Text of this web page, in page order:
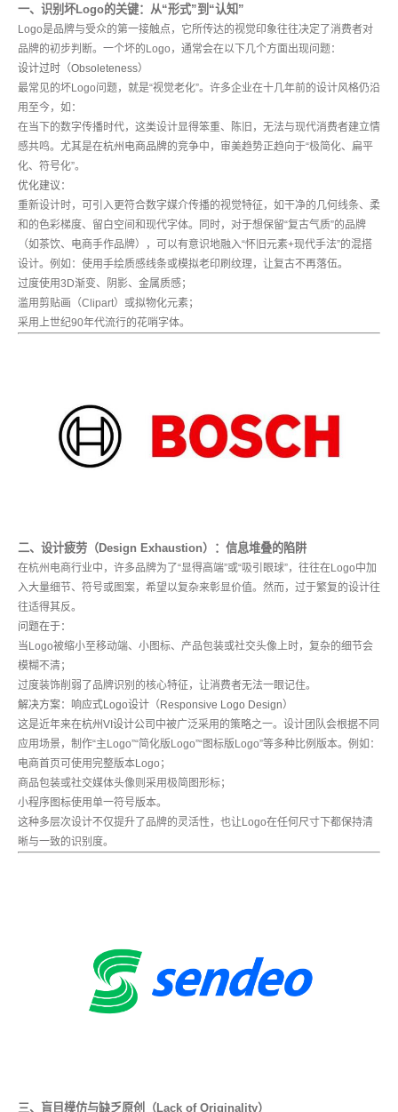
一、识别坏Logo的关键：从“形式”到“认知”
Logo是品牌与受众的第一接触点，它所传达的视觉印象往往决定了消费者对
品牌的初步判断。一个坏的Logo，通常会在以下几个方面出现问题：
设计过时（Obsoleteness）
最常见的坏Logo问题，就是“视觉老化”。许多企业在十几年前的设计风格仍沿
用至今，如：
在当下的数字传播时代，这类设计显得笨重、陈旧，无法与现代消费者建立情
感共鸣。尤其是在杭州电商品牌的竞争中，审美趋势正趋向于“极简化、扁平
化、符号化”。
优化建议：
重新设计时，可引入更符合数字媒介传播的视觉特征，如干净的几何线条、柔
和的色彩梯度、留白空间和现代字体。同时，对于想保留“复古气质”的品牌
（如茶饮、电商手作品牌），可以有意识地融入“怀旧元素+现代手法”的混搭
设计。例如：使用手绘质感线条或模拟老印刷纹理，让复古不再落伍。
过度使用3D渐变、阴影、金属质感；
滥用剪贴画（Clipart）或拟物化元素；
采用上世纪90年代流行的花哨字体。
二、设计疲劳（Design Exhaustion）：信息堆叠的陷阱
在杭州电商行业中，许多品牌为了“显得高端”或“吸引眼球”，往往在Logo中加
入大量细节、符号或图案，希望以复杂来彰显价值。然而，过于繁复的设计往
往适得其反。
问题在于：
当Logo被缩小至移动端、小图标、产品包装或社交头像上时，复杂的细节会
模糊不清；
过度装饰削弱了品牌识别的核心特征，让消费者无法一眼记住。
解决方案：响应式Logo设计（Responsive Logo Design）
这是近年来在杭州VI设计公司 中被广泛采用的策略之一。设计团队会根据不同
应用场景，制作“主Logo”“简化版Logo”“图标版Logo”等多种比例版本。例如：
电商首页可使用完整版本Logo；
商品包装或社交媒体头像则采用极简图形标；
小程序图标使用单一符号版本。
这种多层次设计不仅提升了品牌的灵活性，也让Logo在任何尺寸下都保持清
晰与一致的识别度。
三、盲目模仿与缺乏原创（Lack of Originality）